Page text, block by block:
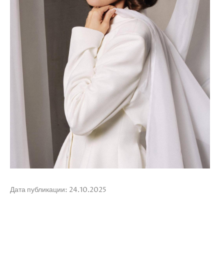
Дата публикации: 24.10.2025